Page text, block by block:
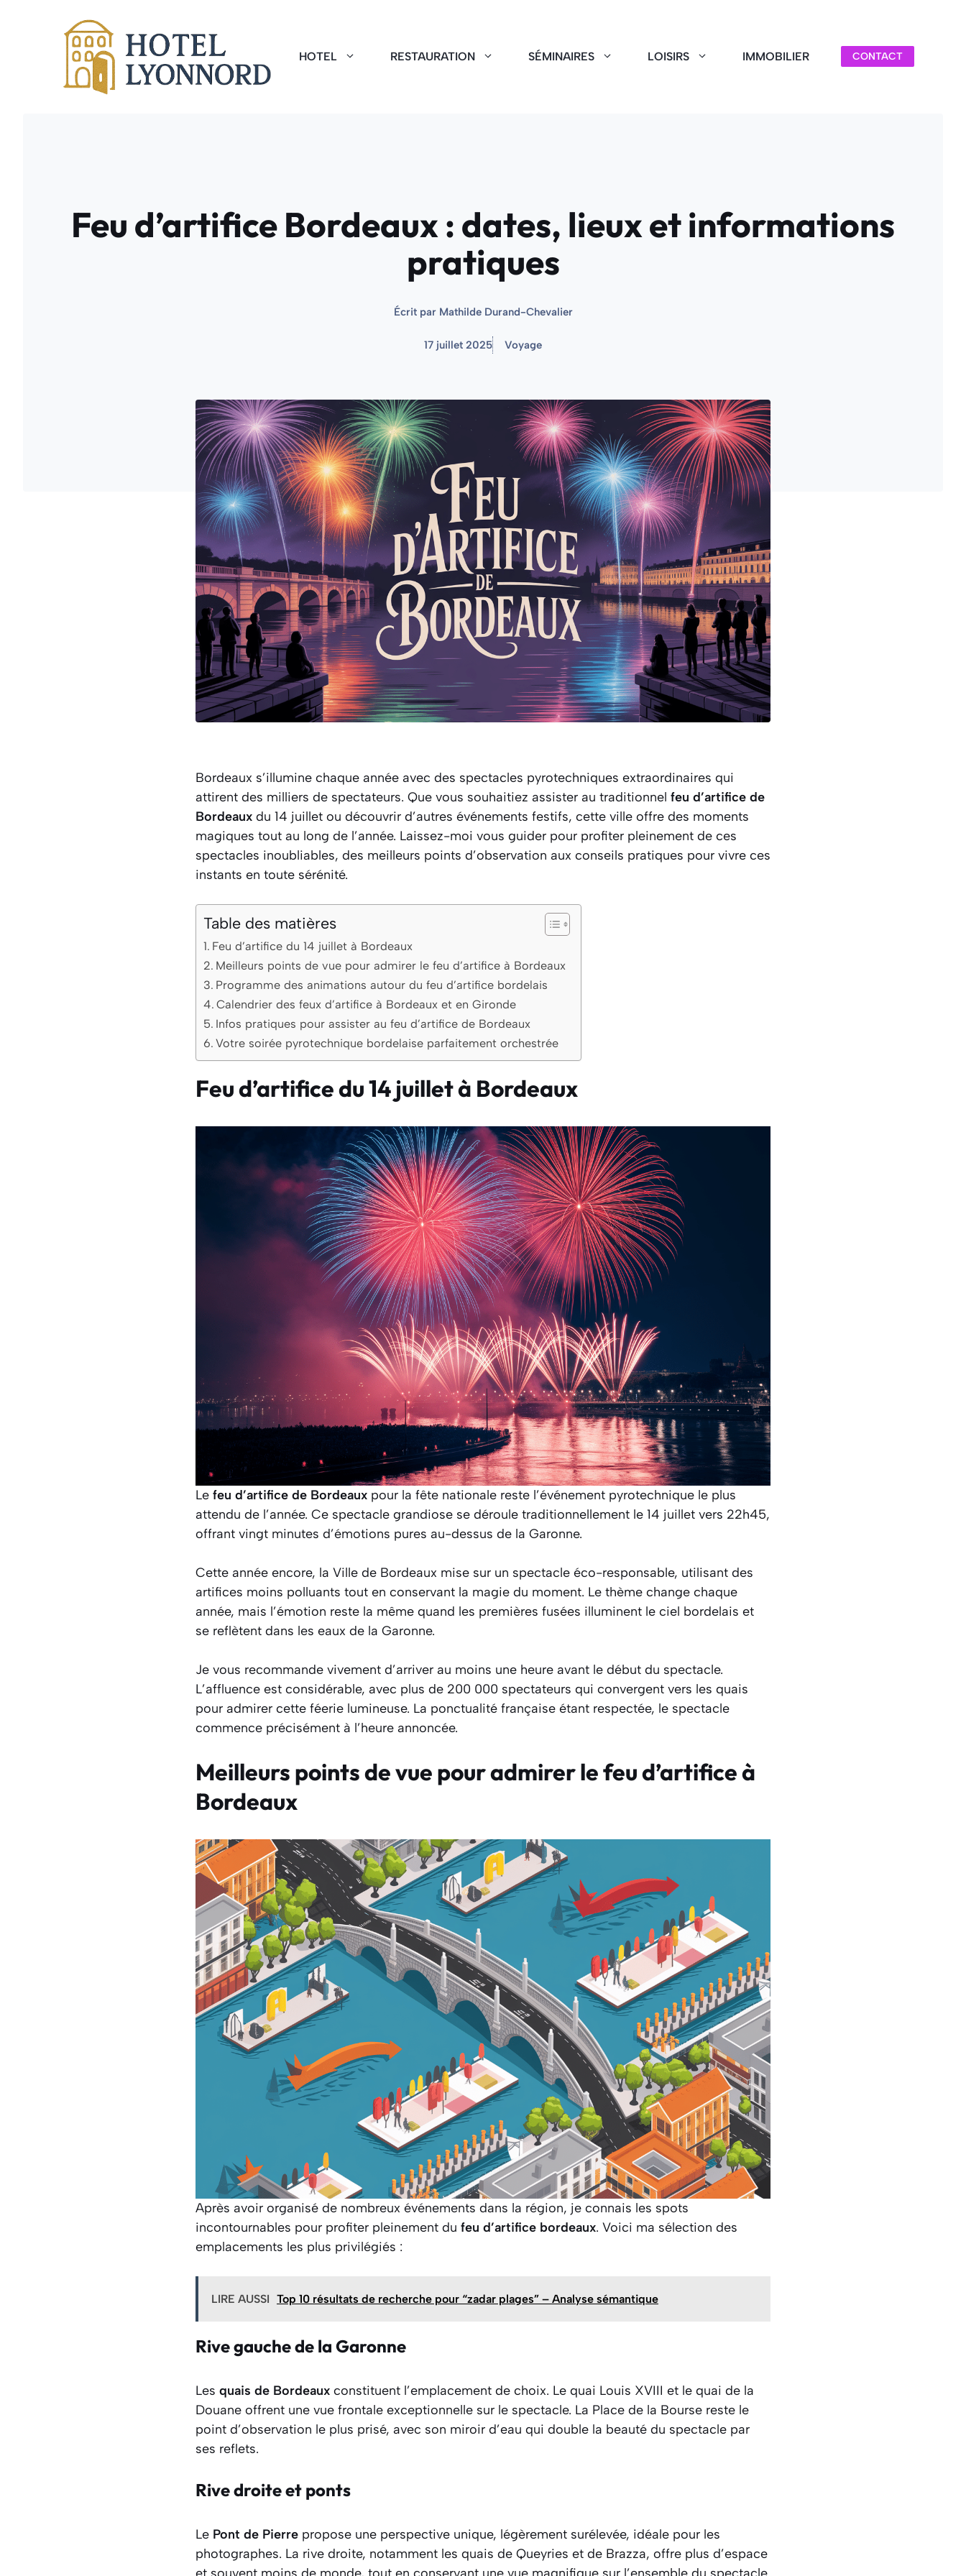
HOTEL RESTAURATION SÉMINAIRES LOISIRS IMMOBILIER CONTACT
Feu d’artifice Bordeaux : dates, lieux et informations
pratiques
Écrit par Mathilde Durand-Chevalier
17 juillet 2025 Voyage
Bordeaux s’illumine chaque année avec des spectacles pyrotechniques extraordinaires qui
attirent des milliers de spectateurs. Que vous souhaitiez assister au traditionnel feu d’artifice de
Bordeaux du 14 juillet ou découvrir d’autres événements festifs, cette ville offre des moments
magiques tout au long de l’année. Laissez-moi vous guider pour profiter pleinement de ces
spectacles inoubliables, des meilleurs points d’observation aux conseils pratiques pour vivre ces
instants en toute sérénité.
Table des matières
Feu d’artifice du 14 juillet à Bordeaux
Meilleurs points de vue pour admirer le feu d’artifice à Bordeaux
Programme des animations autour du feu d’artifice bordelais
Calendrier des feux d’artifice à Bordeaux et en Gironde
Infos pratiques pour assister au feu d’artifice de Bordeaux
Votre soirée pyrotechnique bordelaise parfaitement orchestrée
Feu d’artifice du 14 juillet à Bordeaux
Le feu d’artifice de Bordeaux pour la fête nationale reste l’événement pyrotechnique le plus
attendu de l’année. Ce spectacle grandiose se déroule traditionnellement le 14 juillet vers 22h45,
offrant vingt minutes d’émotions pures au-dessus de la Garonne.
Cette année encore, la Ville de Bordeaux mise sur un spectacle éco-responsable, utilisant des
artifices moins polluants tout en conservant la magie du moment. Le thème change chaque
année, mais l’émotion reste la même quand les premières fusées illuminent le ciel bordelais et
se reflètent dans les eaux de la Garonne.
Je vous recommande vivement d’arriver au moins une heure avant le début du spectacle.
L’affluence est considérable, avec plus de 200 000 spectateurs qui convergent vers les quais
pour admirer cette féerie lumineuse. La ponctualité française étant respectée, le spectacle
commence précisément à l’heure annoncée.
Meilleurs points de vue pour admirer le feu d’artifice à
Bordeaux
Après avoir organisé de nombreux événements dans la région, je connais les spots
incontournables pour profiter pleinement du feu d’artifice bordeaux. Voici ma sélection des
emplacements les plus privilégiés :
LIRE AUSSI Top 10 résultats de recherche pour “zadar plages” – Analyse sémantique
Rive gauche de la Garonne
Les quais de Bordeaux constituent l’emplacement de choix. Le quai Louis XVIII et le quai de la
Douane offrent une vue frontale exceptionnelle sur le spectacle. La Place de la Bourse reste le
point d’observation le plus prisé, avec son miroir d’eau qui double la beauté du spectacle par
ses reflets.
Rive droite et ponts
Le Pont de Pierre propose une perspective unique, légèrement surélevée, idéale pour les
photographes. La rive droite, notamment les quais de Queyries et de Brazza, offre plus d’espace